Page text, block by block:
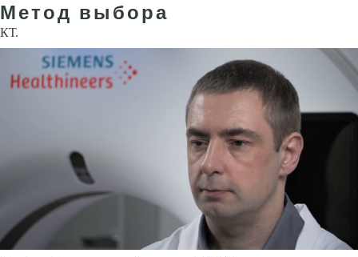
Метод выбора
КТ.